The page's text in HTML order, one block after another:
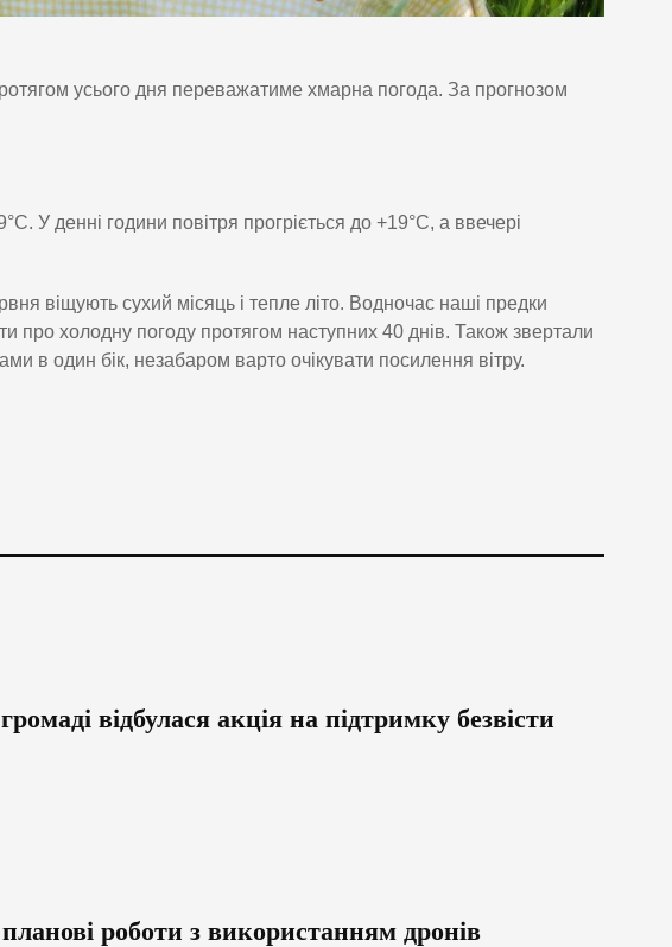
усього дня переважатиме хмарна погода. За прогнозом
У денні години повітря прогріється до +19°C, а ввечері
віщують сухий місяць і тепле літо. Водночас наші предки
про холодну погоду протягом наступних 40 днів. Також звертали
в один бік, незабаром варто очікувати посилення вітру.
відбулася акція на підтримку безвісти
роботи з використанням дронів